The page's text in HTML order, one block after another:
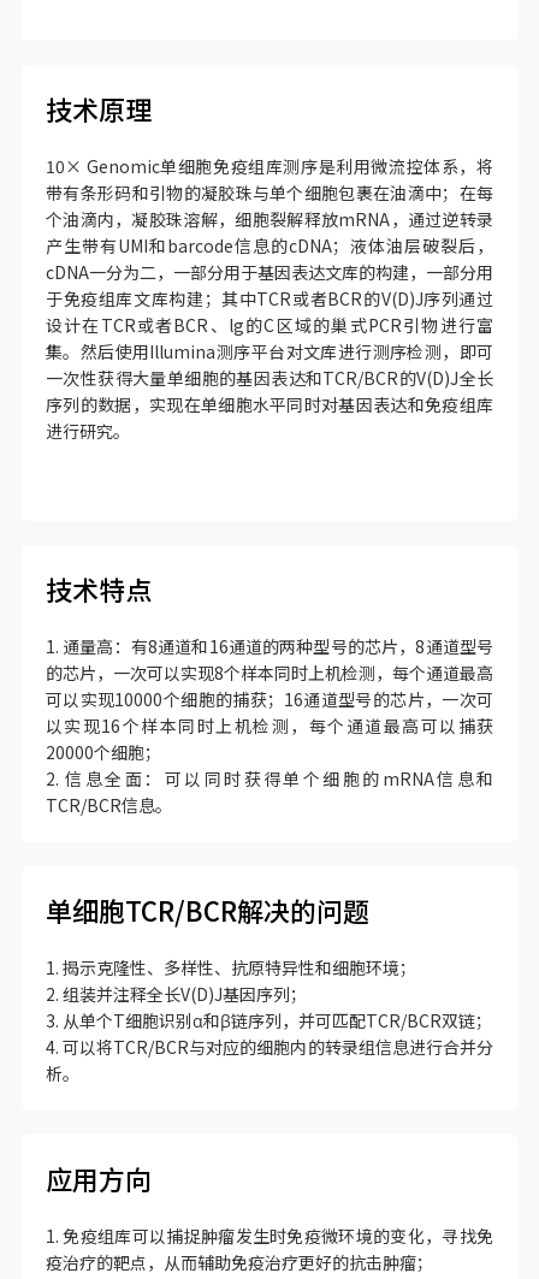
技术原理
10× Genomic单细胞免疫组库测序是利用微流控体系，将
带有条形码和引物的凝胶珠与单个细胞包裹在油滴中；在每
个油滴内，凝胶珠溶解，细胞裂解释放mRNA，通过逆转录
产生带有UMI和barcode信息的cDNA；液体油层破裂后，
cDNA一分为二，一部分用于基因表达文库的构建，一部分用
于免疫组库文库构建；其中TCR或者BCR的V(D)J序列通过
设计在TCR或者BCR、lg的C区域的巢式PCR引物进行富
集。然后使用Illumina测序平台对文库进行测序检测，即可
一次性获得大量单细胞的基因表达和TCR/BCR的V(D)J全长
序列的数据，实现在单细胞水平同时对基因表达和免疫组库
进行研究。
技术特点
1. 通量高：有8通道和16通道的两种型号的芯片，8通道型号
的芯片，一次可以实现8个样本同时上机检测，每个通道最高
可以实现10000个细胞的捕获；16通道型号的芯片，一次可
以实现16个样本同时上机检测，每个通道最高可以捕获
20000个细胞；
2. 信息全面：可以同时获得单个细胞的mRNA信息和
TCR/BCR信息。
单细胞TCR/BCR解决的问题
1. 揭示克隆性、多样性、抗原特异性和细胞环境；
2. 组装并注释全长V(D)J基因序列；
3. 从单个T细胞识别α和β链序列，并可匹配TCR/BCR双链；
4. 可以将TCR/BCR与对应的细胞内的转录组信息进行合并分
析。
应用方向
1. 免疫组库可以捕捉肿瘤发生时免疫微环境的变化，寻找免
疫治疗的靶点，从而辅助免疫治疗更好的抗击肿瘤；